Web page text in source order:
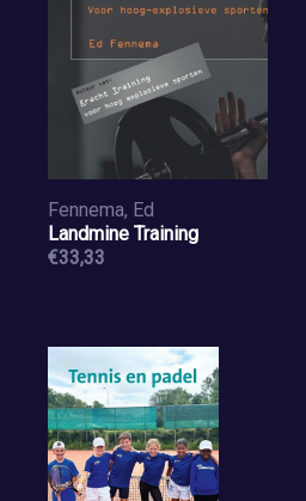
Fennema, Ed
Landmine Training
€33,33